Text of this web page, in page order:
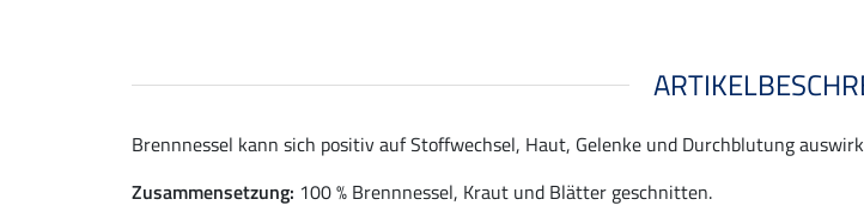
Brennnessel kann sich positiv auf Stoffwechsel, Haut, Gelenke und Durchblutung
Zusammensetzung: 100 % Brennnessel, Kraut und Blätter geschnitten.